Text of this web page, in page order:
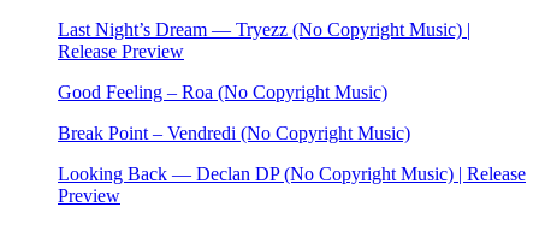
Last Night’s Dream — Tryezz (No Copyright Music) |
Release Preview
Good Feeling – Roa (No Copyright Music)
Break Point – Vendredi (No Copyright Music)
Looking Back — Declan DP (No Copyright Music) | Release
Preview